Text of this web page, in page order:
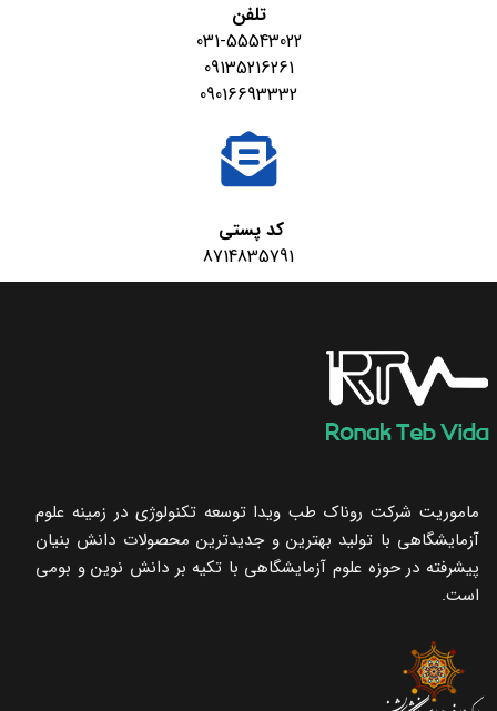
تلفن
031-55543022
09135216261
09016693332
کد پستی
8714835791
ماموریت شرکت روناک طب ویدا توسعه تکنولوژی در زمینه علوم
آزمایشگاهی با تولید بهترین و جدیدترین محصولات دانش بنیان
پیشرفته در حوزه علوم آزمایشگاهی با تکیه ‌بر دانش نوین و بومی
است.